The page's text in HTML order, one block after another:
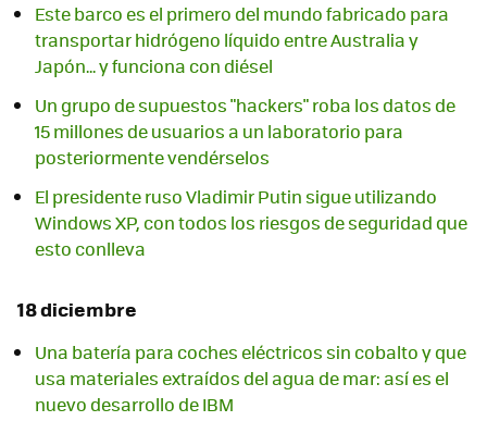
Este barco es el primero del mundo fabricado para
transportar hidrógeno líquido entre Australia y
Japón... y funciona con diésel
Un grupo de supuestos "hackers" roba los datos de
15 millones de usuarios a un laboratorio para
posteriormente vendérselos
El presidente ruso Vladimir Putin sigue utilizando
Windows XP, con todos los riesgos de seguridad que
esto conlleva
18 diciembre
Una batería para coches eléctricos sin cobalto y que
usa materiales extraídos del agua de mar: así es el
nuevo desarrollo de IBM